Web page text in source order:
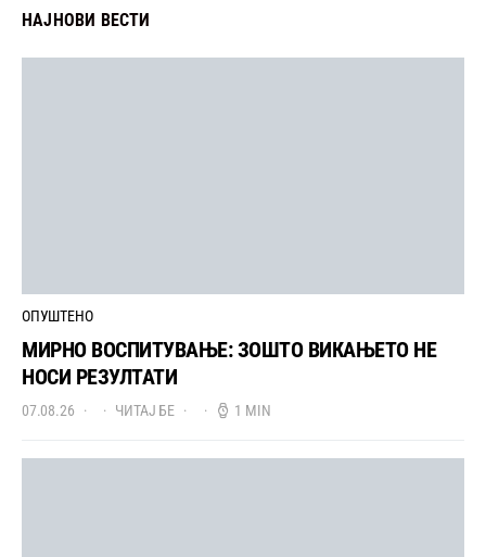
НАЈНОВИ ВЕСТИ
ОПУШТЕНО
МИРНО ВОСПИТУВАЊЕ: ЗОШТО ВИКАЊЕТО НЕ
НОСИ РЕЗУЛТАТИ
07.08.26 ЧИТАЈ БЕ 1 MIN